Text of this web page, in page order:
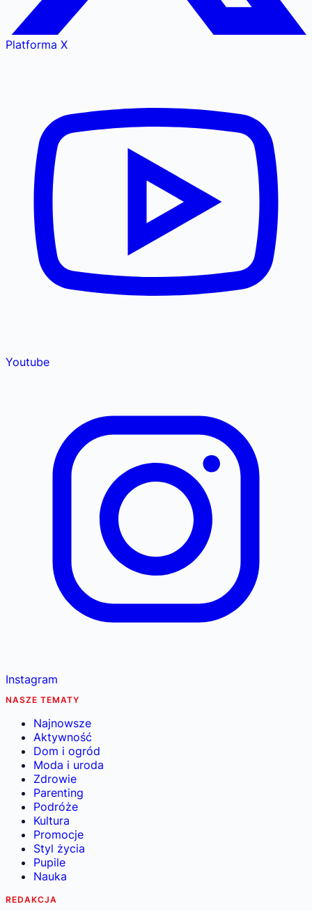
Platforma X
Youtube
Instagram
NASZE TEMATY
Najnowsze
Aktywność
Dom i ogród
Moda i uroda
Zdrowie
Parenting
Podróże
Kultura
Promocje
Styl życia
Pupile
Nauka
REDAKCJA